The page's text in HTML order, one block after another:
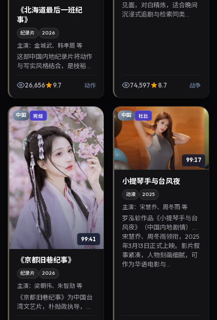
《北海道最后一班纪
事》
纪录片 2026
主演： 金城武、韩孝周 等
这部中国内地纪录片将动作
与写实风格结合，是枝裕和
主角。2026年4月22日与观
26,656 9.7 动作
见面，对白精炼，适合晚间
沉浸式追剧与检索同类...
74,597 8.7 战争
中国 完结
99:41
《京都旧巷纪事》
纪录片 2026
主演： 梁朝伟、朱智勋 等
《京都旧巷纪事》为中国台
湾文艺片，朴勋政执导，梁
中国 杜比
99:17
小提琴手与台风夜
动漫 2025
主演： 宋慧乔、周冬雨 等
罗泓轸作品《小提琴手与台
风夜》（中国内地·剧情）由
宋慧乔、周冬雨领衔，2025
年3月13日正式上映。影片叙
事紧凑，人物刻画细腻，可
作为华语电影与...